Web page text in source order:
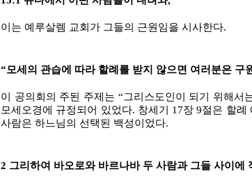
이는 예루살렘 교회가 그들의 근원임을 시사한다.
“모세의 관습에 따라 할례를 받지 않으면 여러분은 구
이 공의회의 주된 주제는 “그리스도인이 되기 위해서
모세오경에 규정되어 있었다. 창세기 17장 9절은 할
사람은 하느님의 선택된 백성이었다.
2 그리하여 바오로와 바르나바 두 사람과 그들 사이에